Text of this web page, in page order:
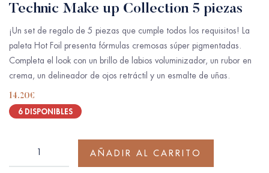
Technic Make up Collection 5 piezas
¡Un set de regalo de 5 piezas que cumple todos los requisitos! La
paleta Hot Foil presenta fórmulas cremosas súper pigmentadas.
Completa el look con un brillo de labios voluminizador, un rubor en
crema, un delineador de ojos retráctil y un esmalte de uñas.
14.20€
6 DISPONIBLES
AÑADIR AL CARRITO